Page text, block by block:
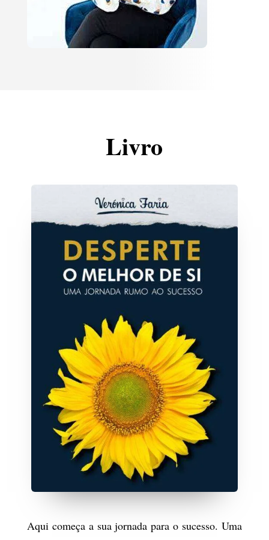
Livro
Aqui começa a sua jornada para o sucesso. Uma